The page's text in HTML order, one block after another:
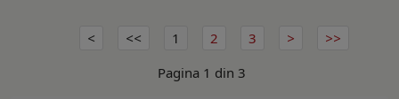
1 2
3
Pagina 1 din 3